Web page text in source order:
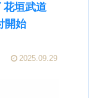
花垣武道
開始
2025.09.29